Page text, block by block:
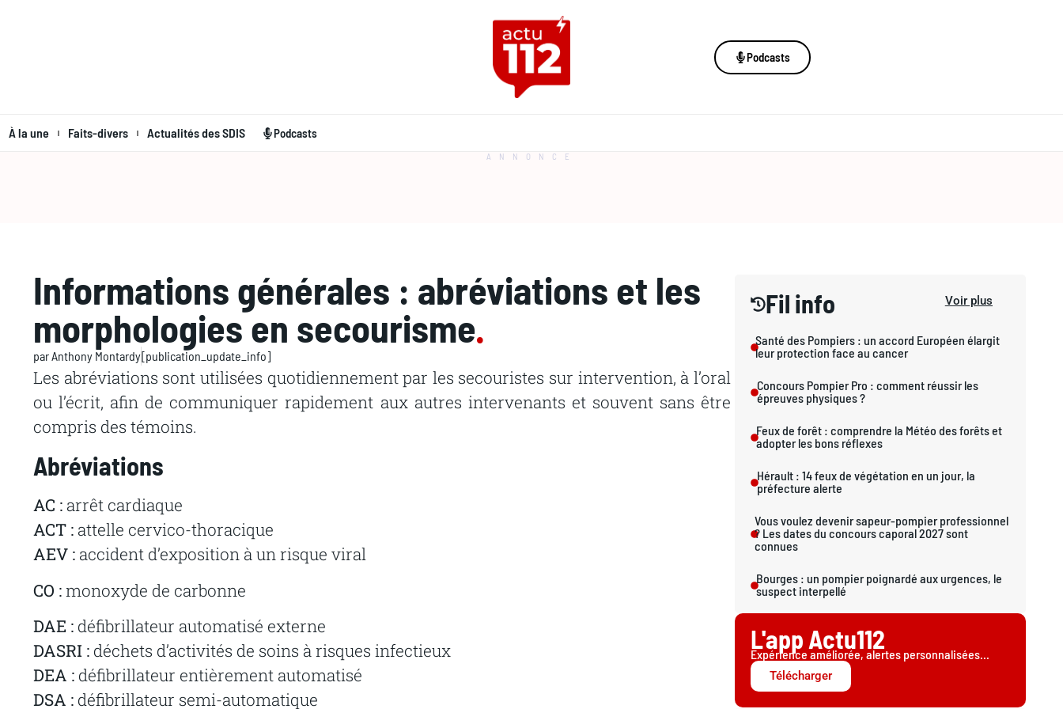
Podcasts
À la une Faits-divers Actualités des SDIS Podcasts
ANNONCE
Informations générales : abréviations et les
morphologies en secourisme.
parAnthony Montardy[publication_update_info]
Les abréviations sont utilisées quotidiennement par les secouristes sur intervention, à l’oral
ou l’écrit, afin de communiquer rapidement aux autres intervenants et souvent sans être
compris des témoins.
Abréviations
AC : arrêt cardiaque
ACT : attelle cervico-thoracique
AEV : accident d’exposition à un risque viral
CO :monoxyde de carbonne
DAE : défibrillateur automatisé externe
DASRI : déchets d’activités de soins à risques infectieux
DEA : défibrillateur entièrement automatisé
DSA : défibrillateur semi-automatique
Fil info Voir plus
Santé des Pompiers : un accord Européen élargit
leur protection face au cancer
Concours Pompier Pro : comment réussir les
épreuves physiques ?
Feux de forêt : comprendre la Météo des forêts et
adopter les bons réflexes
Hérault : 14 feux de végétation en un jour, la
préfecture alerte
Vous voulez devenir sapeur-pompier professionnel
? Les dates du concours caporal 2027 sont
connues
Bourges : un pompier poignardé aux urgences, le
suspect interpellé
L'app Actu112
Expérience améliorée, alertes personnalisées...
Télécharger